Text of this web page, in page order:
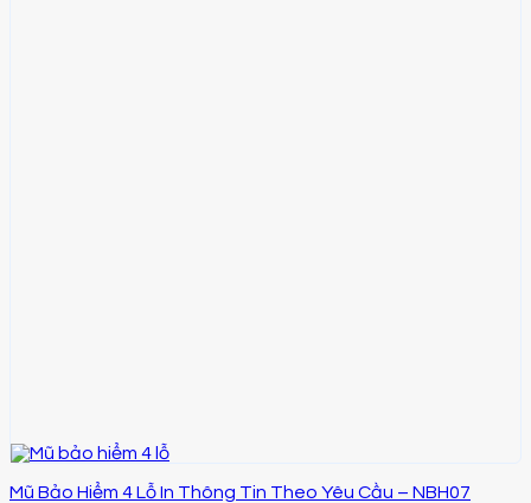
Mũ Bảo Hiểm 4 Lỗ In Thông Tin Theo Yêu Cầu – NBH07